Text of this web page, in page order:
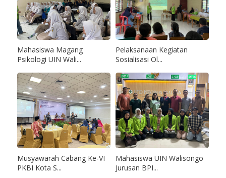
Mahasiswa Magang
Psikologi UIN Wali...
Pelaksanaan Kegiatan
Sosialisasi Ol...
Musyawarah Cabang Ke-VI
PKBI Kota S...
Mahasiswa UIN Walisongo
Jurusan BPI...